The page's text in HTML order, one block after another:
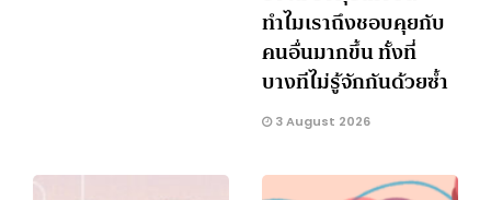
ทำไมเราถึงชอบคุยกับ
คนอื่นมากขึ้น ทั้งที่
บางทีไม่รู้จักกันด้วยซ้ำ
3 August 2026